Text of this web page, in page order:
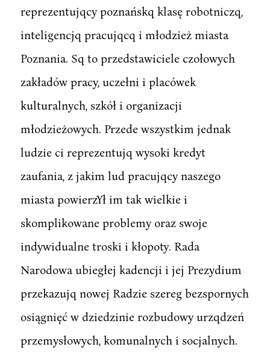
reprezentujqcy poznańskq klasę robotniczq,
inteligencjq pracujqcq i młodzież miasta
Poznania. Sq to przedstawiciele czołowych
zakładów pracy, uczełni i placówek
kulturalnych, szkół i organizacji
młodzieżowych. Przede wszystkim jednak
ludzie ci reprezentujq wysoki kredyt
zaufania, z jakim lud pracujqcy naszego
miasta powierzYł im tak wielkie i
skomplikowane problemy oraz swoje
indywidualne troski i kłopoty. Rada
Narodowa ubiegłej kadencji i jej Prezydium
przekazujq nowej Radzie szereg bezspornych
osiągnięć w dziedzinie rozbudowy urzqdzeń
przemysłowych, komunalnych i socjalnych.